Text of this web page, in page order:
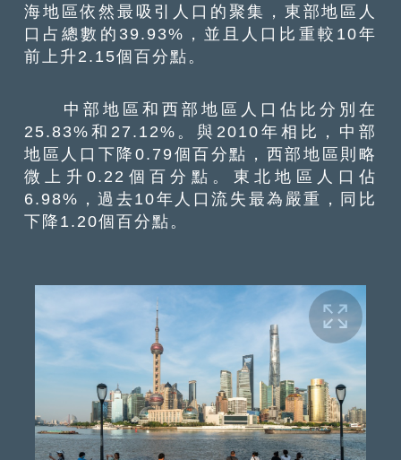
海地區依然最吸引人口的聚集，東部地區人
口占總數的39.93%，並且人口比重較10年
前上升2.15個百分點。
中部地區和西部地區人口佔比分別在
25.83%和27.12%。與2010年相比，中部
地區人口下降0.79個百分點，西部地區則略
微上升0.22個百分點。東北地區人口佔
6.98%，過去10年人口流失最為嚴重，同比
下降1.20個百分點。